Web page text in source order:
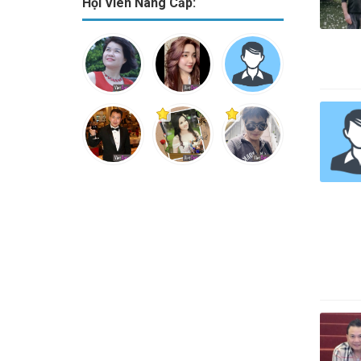
Hội Viên Nâng Cấp: